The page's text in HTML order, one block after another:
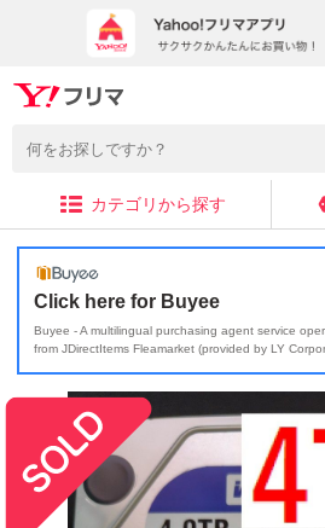
カテゴリから探す
Click here for Buyee
Buyee - A multilingual purchasing agent service
from JDirectItems Fleamarket (provided by LY